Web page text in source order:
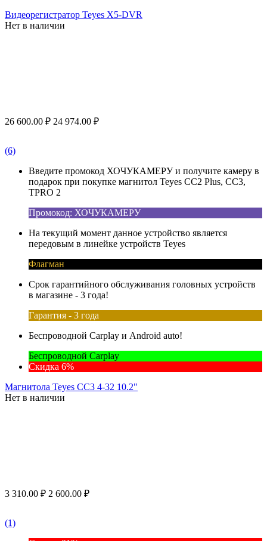
Видеорегистратор Teyes X5-DVR
Нет в наличии
26 600.00 ₽ 24 974.00 ₽
(6)
Введите промокод ХОЧУКАМЕРУ и получите камеру в
подарок при покупке магнитол Teyes CC2 Plus, CC3,
TPRO 2
Промокод: ХОЧУКАМЕРУ
На текущий момент данное устройство является
передовым в линейке устройств Teyes
Флагман
Срок гарантийного обслуживания головных устройств
в магазине - 3 года!
Гарантия - 3 года
Беспроводной Carplay и Android auto!
Беспроводной Carplay
Скидка 6%
Магнитола Teyes CC3 4-32 10.2"
Нет в наличии
3 310.00 ₽ 2 600.00 ₽
(1)